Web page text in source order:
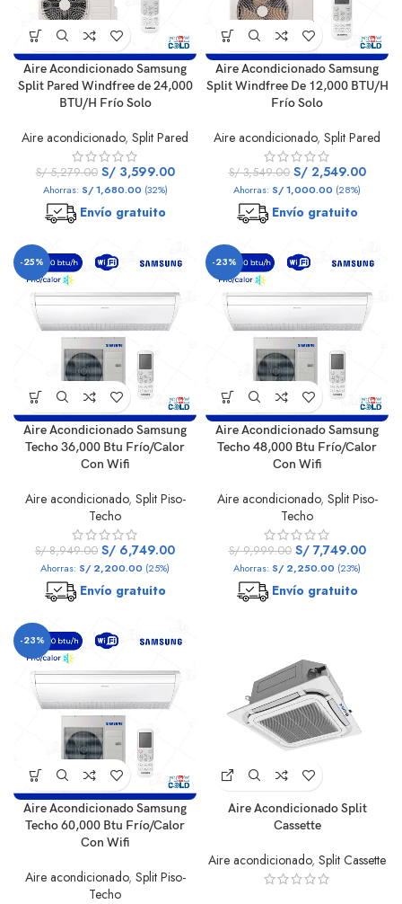
Aire Acondicionado Samsung
Split Pared Windfree de 24,000
BTU/H Frío Solo
Aire acondicionado, Split Pared
S/5,279.00 S/3,599.00
Ahorras: S/1,680.00 (32%)
Envío gratuito
Aire Acondicionado Samsung
Split Windfree De 12,000 BTU/H
Frío Solo
Aire acondicionado, Split Pared
S/3,549.00 S/2,549.00
Ahorras: S/1,000.00 (28%)
Envío gratuito
-25%
Aire Acondicionado Samsung
Techo 36,000 Btu Frío/Calor
Con Wifi
Aire acondicionado, Split Piso-
Techo
S/8,949.00 S/ 6,749.00
Ahorras: S/ 2,200.00 (25%)
Envío gratuito
-23%
Aire Acondicionado Samsung
Techo 48,000 Btu Frío/Calor
Con Wifi
Aire acondicionado, Split Piso-
Techo
S/9,999.00 S/7,749.00
Ahorras: S/ 2,250.00 (23%)
Envío gratuito
-23%
Aire Acondicionado Samsung
Techo 60,000 Btu Frío/Calor
Con Wifi
Aire acondicionado, Split Piso-
Techo
Aire Acondicionado Split
Cassette
Aire acondicionado, Split Cassette